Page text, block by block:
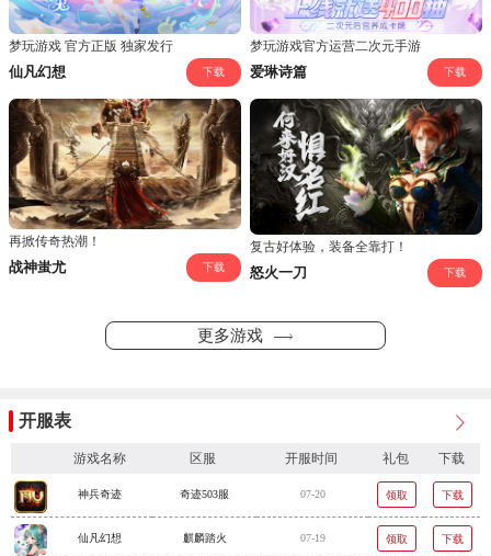
梦玩游戏 官方正版 独家发行
仙凡幻想 下载
梦玩游戏官方运营二次元手游
爱琳诗篇 下载
再掀传奇热潮！
战神蚩尤 下载
复古好体验，装备全靠打！
怒火一刀 下载
更多游戏
开服表
游戏名称 区服 开服时间 礼包 下载
神兵奇迹 奇迹503服 07-20 领取 下载
仙凡幻想 麒麟踏火 07-19 领取 下载